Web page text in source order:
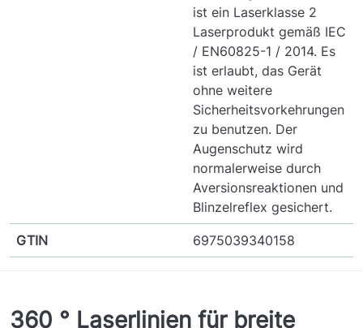
ist ein Laserklasse 2
Laserprodukt gemäß IEC
/ EN60825-1 / 2014. Es
ist erlaubt, das Gerät
ohne weitere
Sicherheitsvorkehrungen
zu benutzen. Der
Augenschutz wird
normalerweise durch
Aversionsreaktionen und
Blinzelreflex gesichert.
GTIN 6975039340158
360 ° Laserlinien für breite